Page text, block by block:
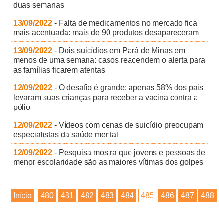
duas semanas
13/09/2022 - Falta de medicamentos no mercado fica
mais acentuada: mais de 90 produtos desapareceram
13/09/2022 - Dois suicídios em Pará de Minas em
menos de uma semana: casos reacendem o alerta para
as famílias ficarem atentas
12/09/2022 - O desafio é grande: apenas 58% dos pais
levaram suas crianças para receber a vacina contra a
pólio
12/09/2022 - Vídeos com cenas de suicídio preocupam
especialistas da saúde mental
12/09/2022 - Pesquisa mostra que jovens e pessoas de
menor escolaridade são as maiores vítimas dos golpes
Início 480 481 482 483 484 485 486 487 488